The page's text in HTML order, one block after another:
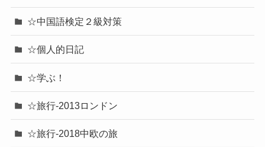
☆中国語検定２級対策
☆個人的日記
☆学ぶ！
☆旅行-2013ロンドン
☆旅行-2018中欧の旅